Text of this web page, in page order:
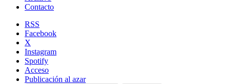
Contacto
RSS
Facebook
X
Instagram
Spotify
Acceso
Publicación al azar